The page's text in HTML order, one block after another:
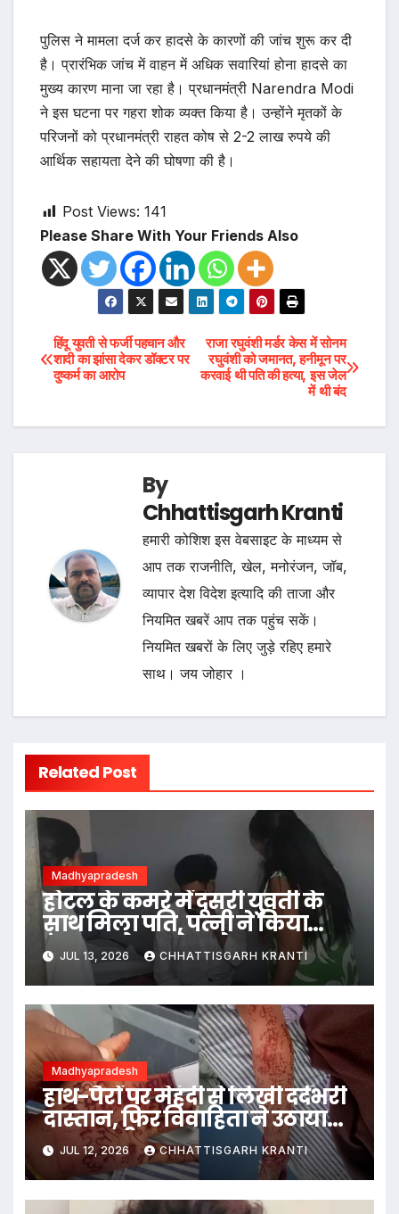
पुलिस ने मामला दर्ज कर हादसे के कारणों की जांच शुरू कर दी
है। प्रारंभिक जांच में वाहन में अधिक सवारियां होना हादसे का
मुख्य कारण माना जा रहा है। प्रधानमंत्री Narendra Modi
ने इस घटना पर गहरा शोक व्यक्त किया है। उन्होंने मृतकों के
परिजनों को प्रधानमंत्री राहत कोष से 2-2 लाख रुपये की
आर्थिक सहायता देने की घोषणा की है।
Post Views: 141
Please Share With Your Friends Also
Post
navigation
राजा रघुवंशी मर्डर केस में सोनम
रघुवंशी को जमानत, हनीमून पर
करवाई थी पति की हत्या, इस जेल
में थी बंद
हिंदू युवती से फर्जी पहचान और
शादी का झांसा देकर डॉक्टर पर
दुष्कर्म का आरोप
By
Chhattisgarh Kranti
हमारी कोशिश इस वेबसाइट के माध्यम से
आप तक राजनीति, खेल, मनोरंजन, जॉब,
व्यापार देश विदेश इत्यादि की ताजा और
नियमित खबरें आप तक पहुंच सकें।
नियमित खबरों के लिए जुड़े रहिए हमारे
साथ। जय जोहार ।
Related Post
Madhyapradesh
होटल के कमरे में दूसरी युवती के
साथ मिला पति, पत्नी ने किया
हंगामा; होटल से थाने तक चला
हाई-वोल्टेज ड्रामा
JUL 13, 2026 CHHATTISGARH KRANTI
Madhyapradesh
हाथ-पैरों पर मेहंदी से लिखी दर्दभरी
दास्तान, फिर विवाहिता ने उठाया
आत्मघाती कदम
JUL 12, 2026 CHHATTISGARH KRANTI